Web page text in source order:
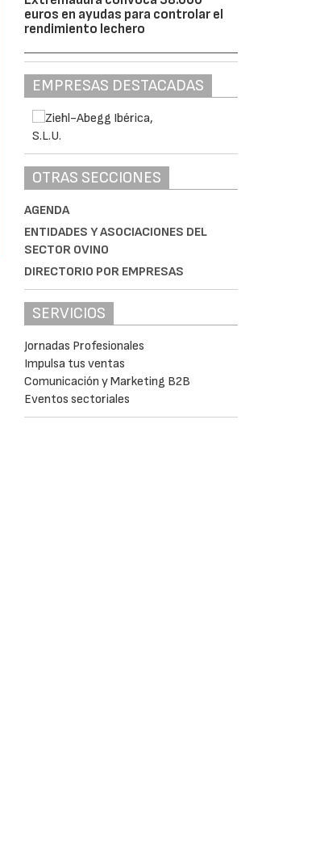
euros en ayudas para controlar el
rendimiento lechero
EMPRESAS DESTACADAS
OTRAS SECCIONES
AGENDA
ENTIDADES Y ASOCIACIONES DEL
SECTOR OVINO
DIRECTORIO POR EMPRESAS
SERVICIOS
Jornadas Profesionales
Impulsa tus ventas
Comunicación y Marketing B2B
Eventos sectoriales